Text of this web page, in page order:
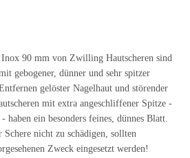
Inox 90 mm von Zwilling Hautscheren sind
gebogener, dünner und sehr spitzer
gelöster Nagelhaut und störender
mit extra angeschliffener Spitze -
haben ein besonders feines, dünnes Blatt.
nicht zu schädigen, sollten
Zweck eingesetzt werden!